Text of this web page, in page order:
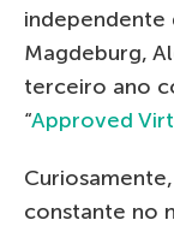
independente
Magdeburg,
terceiro ano
“Approved
constante no